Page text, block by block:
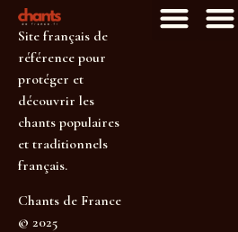
Site français de
référence pour
protéger et
découvrir les
chants populaires
et traditionnels
français.
Chants de France
© 2025